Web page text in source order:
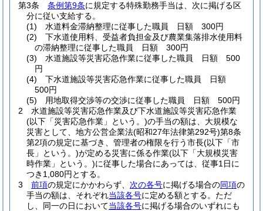
第3条
条例第9条に規定する特殊勤務手当は、次に掲げる区
分に従い支給する。
(1)
水道料金滞納整理に従事した職員 日額 300円
(2)
下水道使用料、受益者負担金及び農業集落排水使用料
の滞納整理に従事した職員 日額 300円
(3)
水道施設等災害応急作業に従事した職員 日額 500
円
(4)
下水道施設等災害応急作業に従事した職員 日額
500円
(5)
用地取得交渉等の交渉に従事した職員 日額 500円
2
水道施設等災害応急作業及び下水道施設等災害応急作業
(以下「災害応急作業」という。)の手当の額は、大規模な
災害として、地方公営企業法(昭和27年法律第292号)第8条
第2項の規定に基づき、管理者の権限を行う市長(以下「市
長」という。)が定める災害に係る作業(以下「大規模災害
時作業」という。)に従事した場合にあっては、従事1日に
つき1,080円とする。
3
前項の規定にかかわらず、 次の各号に掲げる場合の同項の
手当の額は、それぞれ当該各号に定める額とする。 ただ
し、同一の日において当該各号に掲げる場合のいずれにも